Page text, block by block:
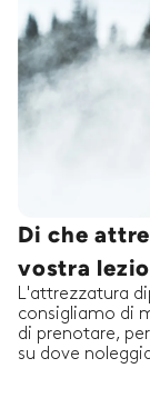
Di che
vostra
L'attrezzatura
consigliamo di
di prenotare,
su dove